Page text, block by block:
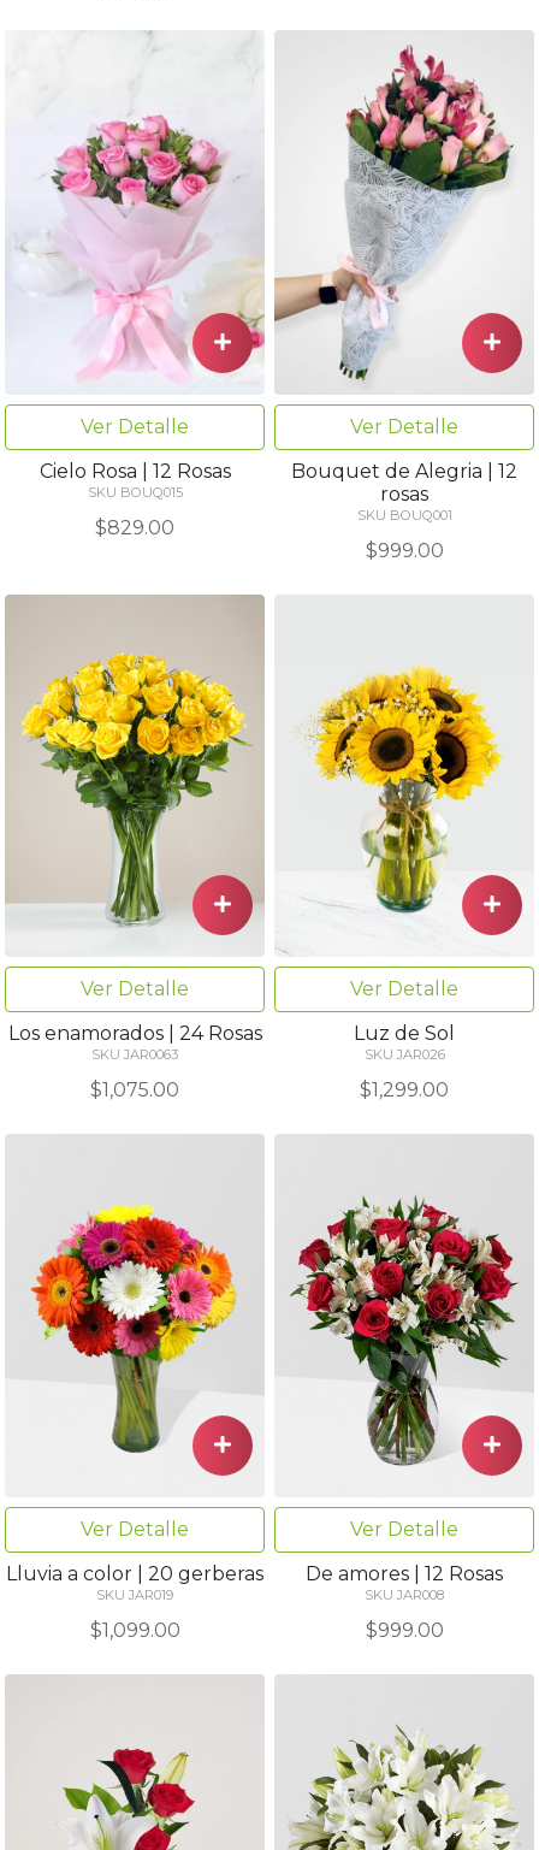
Ver Detalle
Cielo Rosa | 12 Rosas
SKU BOUQ015
$829.00
Ver Detalle
Bouquet de Alegria | 12
rosas
SKU BOUQ001
$999.00
Ver Detalle
Los enamorados | 24 Rosas
SKU JAR0063
$1,075.00
Ver Detalle
Luz de Sol
SKU JAR026
$1,299.00
Ver Detalle
Lluvia a color | 20 gerberas
SKU JAR019
$1,099.00
Ver Detalle
De amores | 12 Rosas
SKU JAR008
$999.00